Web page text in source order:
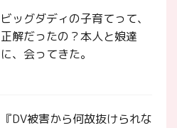
ビッグダディの子育てって、
正解だったの？本人と娘達
に、会ってきた。
『DV被害から何故抜けられな